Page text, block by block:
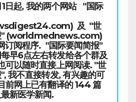
日起, 我的两个网站 "国际
及 "世
" (worldmednews.com)
订阅程序. "国际要闻简报"
早6点左右转发给各个群及
可以随时直接上网阅读. "世
我不直接转发, 有兴趣的可
前网上已有翻译的 144 篇
新医学新闻.